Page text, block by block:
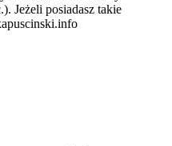
Jeżeli posiadasz takie